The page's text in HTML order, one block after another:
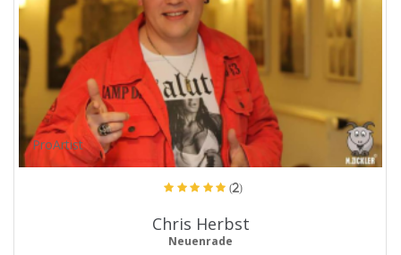
ProArtist
(2)
Chris Herbst
Neuenrade